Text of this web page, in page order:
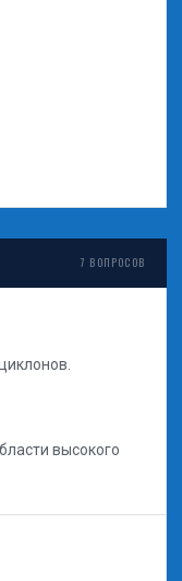
7 ВОПРОСОВ
высокого